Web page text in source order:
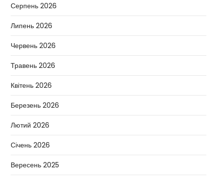
Серпень 2026
Липень 2026
Червень 2026
Травень 2026
Квітень 2026
Березень 2026
Лютий 2026
Січень 2026
Вересень 2025